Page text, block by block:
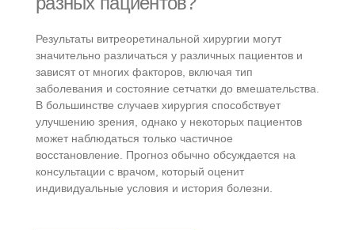
Результаты витреоретинальной хирургии могут
значительно различаться у различных пациентов и
зависят от многих факторов, включая тип
заболевания и состояние сетчатки до вмешательства.
В большинстве случаев хирургия способствует
улучшению зрения, однако у некоторых пациентов
может наблюдаться только частичное
восстановление. Прогноз обычно обсуждается на
консультации с врачом, который оценит
индивидуальные условия и история болезни.